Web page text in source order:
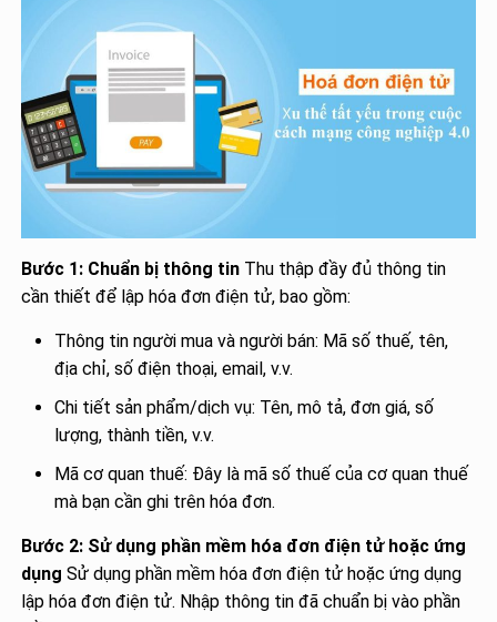
Bước 1: Chuẩn bị thông tin Thu thập đầy đủ thông tin
cần thiết để lập hóa đơn điện tử, bao gồm:
Thông tin người mua và người bán: Mã số thuế, tên,
địa chỉ, số điện thoại, email, v.v.
Chi tiết sản phẩm/dịch vụ: Tên, mô tả, đơn giá, số
lượng, thành tiền, v.v.
Mã cơ quan thuế: Đây là mã số thuế của cơ quan thuế
mà bạn cần ghi trên hóa đơn.
Bước 2: Sử dụng phần mềm hóa đơn điện tử hoặc ứng
dụng Sử dụng phần mềm hóa đơn điện tử hoặc ứng dụng
lập hóa đơn điện tử. Nhập thông tin đã chuẩn bị vào phần